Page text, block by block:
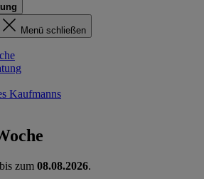
Menü schließen
Kaufmanns
bis zum 08.08.2026.